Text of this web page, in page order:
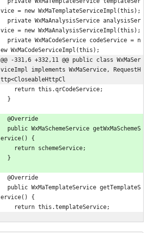
vice = new WxMaTemplateServiceImpl(this);
vice = new WxMaAnalysisServiceImpl(this);
ew WxMaCodeServiceImpl(this);
@@ -331,6 +332,11 @@ public class WxMaSer
viceImpl implements WxMaService, RequestH
ttp<CloseableHttpCl
    return this.qrCodeService;
  }
  @Override
ervice() {
    return schemeService;
  }
  @Override
ervice() {
    return this.templateService;